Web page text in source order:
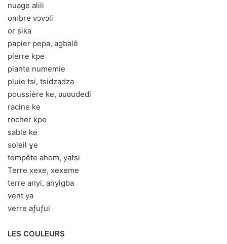
nuage alili
ombre vɔvɔli
or sika
papier pepa, agbalẽ
pierre kpe
plante numemie
pluie tsi, tsidzadza
poussière ke, ʋuʋudedi
racine ke
rocher kpe
sable ke
soleil ɣe
tempête ahom, yatsi
Terre xexe, xexeme
terre anyi, anyigba
vent ya
verre aƒuƒui
LES COULEURS